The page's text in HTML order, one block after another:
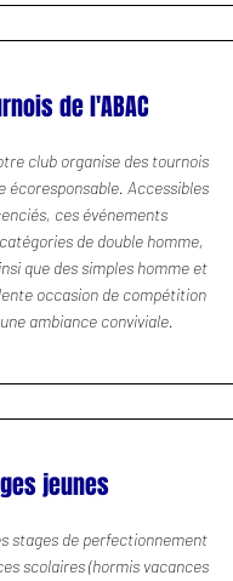
de l'ABAC
club organise des tournois
écoresponsable. Accessibles
ces événements
de double homme,
que des simples homme et
occasion de compétition
ambiance conviviale.
jeunes
stages de perfectionnement
scolaires (hormis vacances